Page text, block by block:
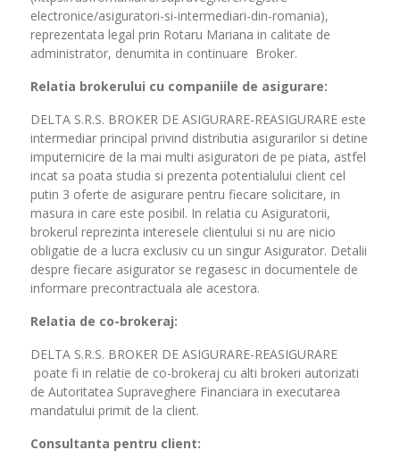
electronice/asiguratori-si-intermediari-din-romania),
reprezentata legal prin Rotaru Mariana in calitate de
administrator, denumita in continuare Broker.
Relatia brokerului cu companiile de asigurare:
DELTA S.R.S. BROKER DE ASIGURARE-REASIGURARE este
intermediar principal privind distributia asigurarilor si detine
imputernicire de la mai multi asiguratori de pe piata, astfel
incat sa poata studia si prezenta potentialului client cel
putin 3 oferte de asigurare pentru fiecare solicitare, in
masura in care este posibil. In relatia cu Asiguratorii,
brokerul reprezinta interesele clientului si nu are nicio
obligatie de a lucra exclusiv cu un singur Asigurator. Detalii
despre fiecare asigurator se regasesc in documentele de
informare precontractuala ale acestora.
Relatia de co-brokeraj:
DELTA S.R.S. BROKER DE ASIGURARE-REASIGURARE
poate fi in relatie de co-brokeraj cu alti brokeri autorizati
de Autoritatea Supraveghere Financiara in executarea
mandatului primit de la client.
Consultanta pentru client: